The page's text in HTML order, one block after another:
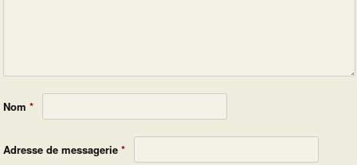
Nom *
Adresse de messagerie *